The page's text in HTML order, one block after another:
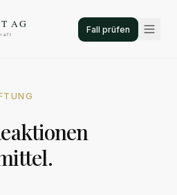
Fall prüfen